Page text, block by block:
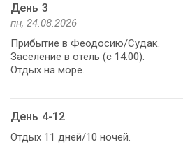
День 3
пн, 24.08.2026
Прибытие в Феодосию/Судак.
Заселение в отель (с 14.00).
Отдых на море.
День 4-12
Отдых 11 дней/10 ночей.